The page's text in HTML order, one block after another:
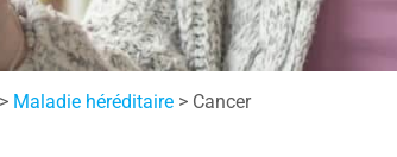
> Maladie héréditaire> Cancer